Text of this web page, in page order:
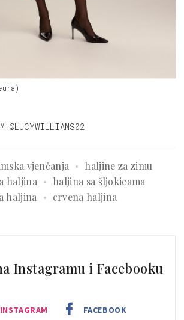
@LUCYWILLIAMS02
vjenčanja
haljine za zimu
haljina
haljina sa šljokicama
haljina
crvena haljina
Instagramu i Facebooku
INSTAGRAM FACEBOOK